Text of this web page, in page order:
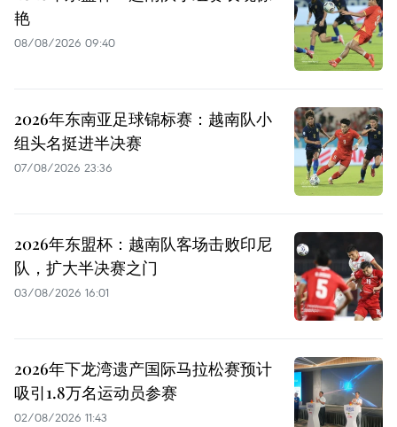
艳
08/08/2026 09:40
2026年东南亚足球锦标赛：越南队小
组头名挺进半决赛
07/08/2026 23:36
2026年东盟杯：越南队客场击败印尼
队，扩大半决赛之门
03/08/2026 16:01
2026年下龙湾遗产国际马拉松赛预计
吸引1.8万名运动员参赛
02/08/2026 11:43